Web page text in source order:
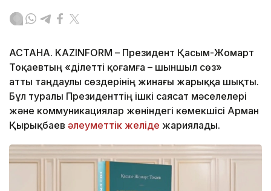
АСТАНА. KAZINFORM – Президент Қасым-Жомарт
Тоқаевтың «Әділетті қоғамға – шыншыл сөз»
атты таңдаулы сөздерінің жинағы жарыққа шықты.
Бұл туралы Президенттің ішкі саясат мәселелері
және коммуникациялар жөніндегі көмекшісі Арман
Қырықбаев әлеуметтік желіде жариялады.